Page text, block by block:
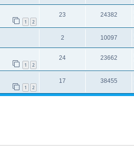
1 2
23 24382
2 10097
1 2
24 23662
1 2
17 38455